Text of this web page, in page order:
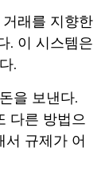
래를 지향한
. 이 시스템은
.
을 보낸다.
다른 방법으
서 규제가 어